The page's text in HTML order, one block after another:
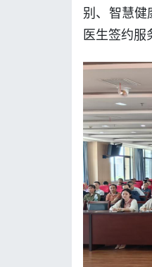
别、智慧
医生签约服